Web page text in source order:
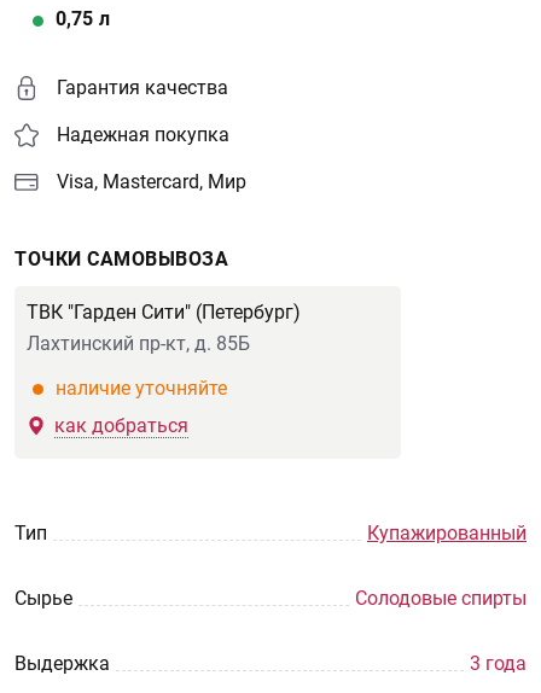
0,75 л
Гарантия качества
Надежная покупка
Visa, Mastercard, Мир
ТОЧКИ САМОВЫВОЗА
ТВК "Гарден Сити" (Петербург)
Лахтинский пр-кт, д. 85Б
наличие уточняйте
как добраться
Тип Купажированный
Сырье Солодовые спирты
Выдержка 3 года